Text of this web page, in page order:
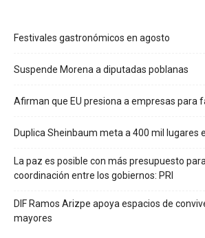
Festivales gastronómicos en agosto
Suspende Morena a diputadas poblanas
Afirman que EU presiona a empresas para
Duplica Sheinbaum meta a 400 mil lugares
La paz es posible con más presupuesto
coordinación entre los gobiernos: PRI
DIF Ramos Arizpe apoya espacios de
mayores